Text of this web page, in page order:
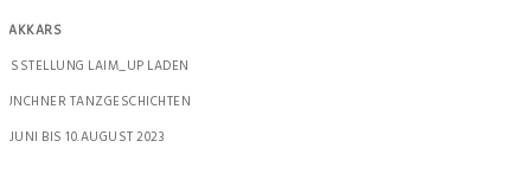
LAIM_UP LADEN
TANZGESCHICHTEN
BIS 10.AUGUST 2023